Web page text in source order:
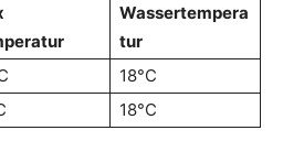
Wassertempera
tur
18°C
18°C